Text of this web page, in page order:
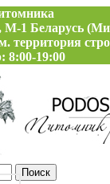
1 Беларусь
территория
8:00-19:00
Поиск